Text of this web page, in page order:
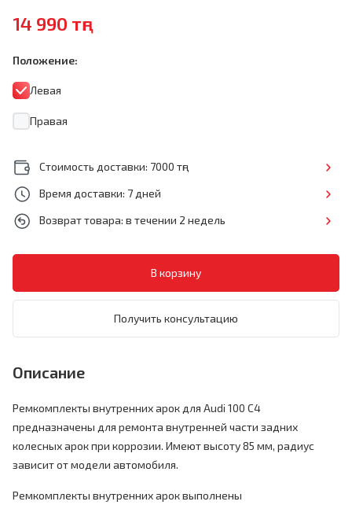
14 990 тңг
Положение:
Левая
Правая
Стоимость доставки: 7000 тңг
Время доставки: 7 дней
Возврат товара: в течении 2 недель
Получить консультацию
Описание
Ремкомплекты внутренних арок для Audi 100 C4
предназначены для ремонта внутренней части задних
колесных арок при коррозии. Имеют высоту 85 мм, радиус
зависит от модели автомобиля.
Ремкомплекты внутренних арок выполнены